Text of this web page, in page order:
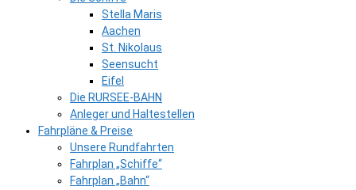
Stella Maris
Aachen
St. Nikolaus
Seensucht
Eifel
Die RURSEE-BAHN
Anleger und Haltestellen
Fahrpläne & Preise
Unsere Rundfahrten
Fahrplan „Schiffe“
Fahrplan „Bahn“